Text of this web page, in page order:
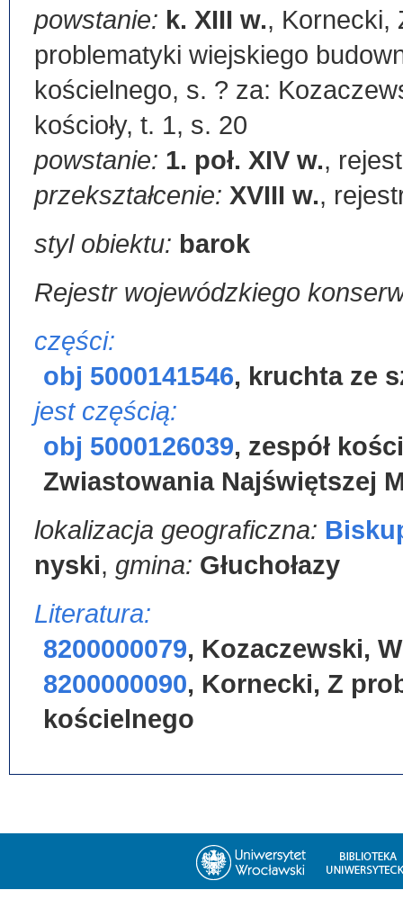
powstanie: k. XIII w., Kornecki,
problematyki wiejskiego
kościelnego, s. ? za:
kościoły, t. 1, s. 20
powstanie: 1. poł. XIV w.,
przekształcenie: XVIII w.,
styl obiektu: barok
Rejestr wojewódzkiego
części:
obj 5000141546, kruchta ze
jest częścią:
obj 5000126039, zespół
Zwiastowania Najświętszej
lokalizacja geograficzna:
nyski, gmina: Głuchołazy
Literatura:
8200000079, Kozaczewski,
8200000090, Kornecki, Z
kościelnego